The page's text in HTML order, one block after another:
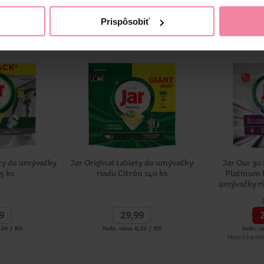
Prispôsobiť
do umývačky
ks
/ KS
Jar Original tablety do umývačky
riadu Citrón 140 ks
29,99
Jedn. cena 0,21 / KS
Jar Our
Platinum
umývačky
Jedn.
Najnižšia